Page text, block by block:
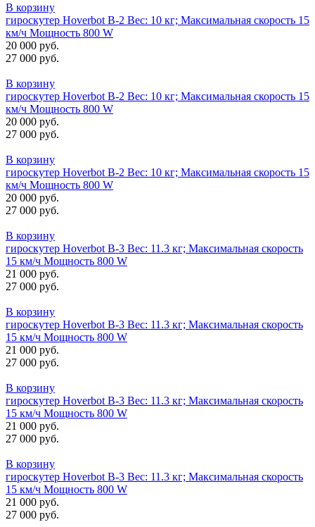
В корзину
гироскутер Hoverbot B-2 Вес: 10 кг; Максимальная скорость 15
км/ч Мощность 800 W
20 000 руб.
27 000 руб.
В корзину
гироскутер Hoverbot B-2 Вес: 10 кг; Максимальная скорость 15
км/ч Мощность 800 W
20 000 руб.
27 000 руб.
В корзину
гироскутер Hoverbot B-2 Вес: 10 кг; Максимальная скорость 15
км/ч Мощность 800 W
20 000 руб.
27 000 руб.
В корзину
гироскутер Hoverbot B-3 Вес: 11.3 кг; Максимальная скорость
15 км/ч Мощность 800 W
21 000 руб.
27 000 руб.
В корзину
гироскутер Hoverbot B-3 Вес: 11.3 кг; Максимальная скорость
15 км/ч Мощность 800 W
21 000 руб.
27 000 руб.
В корзину
гироскутер Hoverbot B-3 Вес: 11.3 кг; Максимальная скорость
15 км/ч Мощность 800 W
21 000 руб.
27 000 руб.
В корзину
гироскутер Hoverbot B-3 Вес: 11.3 кг; Максимальная скорость
15 км/ч Мощность 800 W
21 000 руб.
27 000 руб.